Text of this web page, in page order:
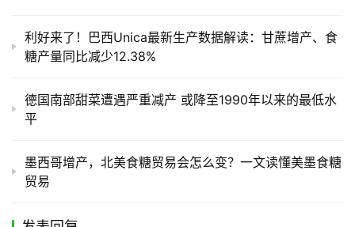
利好来了！巴西Unica最新生产数据解读：甘蔗增产、食
糖产量同比减少12.38%
德国南部甜菜遭遇严重减产 或降至1990年以来的最低水
平
墨西哥增产，北美食糖贸易会怎么变？一文读懂美墨食糖
贸易